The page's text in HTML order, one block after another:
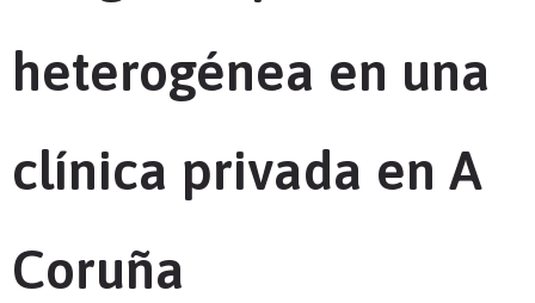
heterogénea en una
clínica privada en A
Coruña